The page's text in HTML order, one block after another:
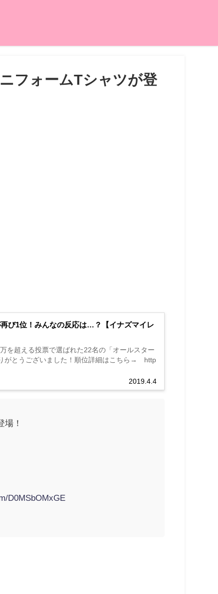
フォームTシャツが登
び1位！みんなの反応は…？【イナズマイレ
2019.4.4
を超える投票で選ばれた22名の「オールスター
がとうございました！順位詳細はこちら→ http
場！
D0MSbOMxGE